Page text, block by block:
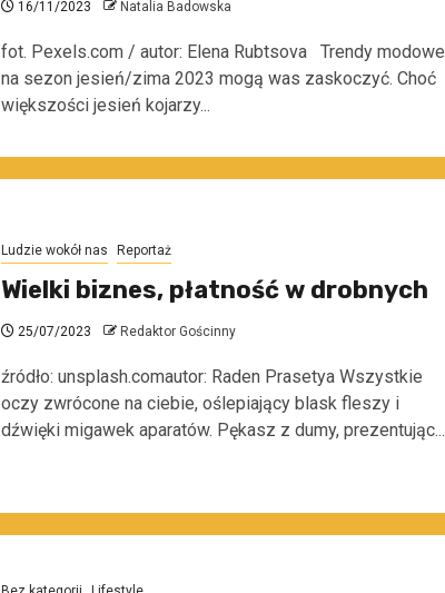
16/11/2023 Natalia Badowska
fot. Pexels.com / autor: Elena Rubtsova Trendy modowe
na sezon jesień/zima 2023 mogą was zaskoczyć. Choć
większości jesień kojarzy...
Ludzie wokół nas Reportaż
Wielki biznes, płatność w drobnych
25/07/2023 Redaktor Gościnny
źródło: unsplash.comautor: Raden Prasetya Wszystkie
oczy zwrócone na ciebie, oślepiający blask fleszy i
dźwięki migawek aparatów. Pękasz z dumy, prezentując...